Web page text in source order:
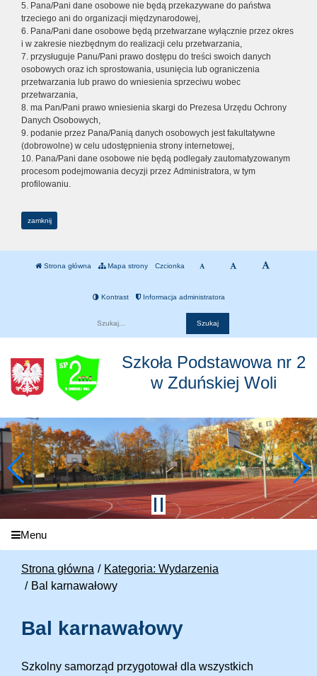
5. Pana/Pani dane osobowe nie będą przekazywane do państwa
trzeciego ani do organizacji międzynarodowej,
6. Pana/Pani dane osobowe będą przetwarzane wyłącznie przez okres
i w zakresie niezbędnym do realizacji celu przetwarzania,
7. przysługuje Panu/Pani prawo dostępu do treści swoich danych
osobowych oraz ich sprostowania, usunięcia lub ograniczenia
przetwarzania lub prawo do wniesienia sprzeciwu wobec
przetwarzania,
8. ma Pan/Pani prawo wniesienia skargi do Prezesa Urzędu Ochrony
Danych Osobowych,
9. podanie przez Pana/Panią danych osobowych jest fakultatywne
(dobrowolne) w celu udostępnienia strony internetowej,
10. Pana/Pani dane osobowe nie będą podlegały zautomatyzowanym
procesom podejmowania decyzji przez Administratora, w tym
profilowaniu.
zamknij
Strona główna Mapa strony Czcionka
Kontrast Informacja administratora
Szkoła Podstawowa nr 2
w Zduńskiej Woli
Menu
Strona główna
Kategoria: Wydarzenia
Bal karnawałowy
Bal karnawałowy
Szkolny samorząd przygotował dla wszystkich